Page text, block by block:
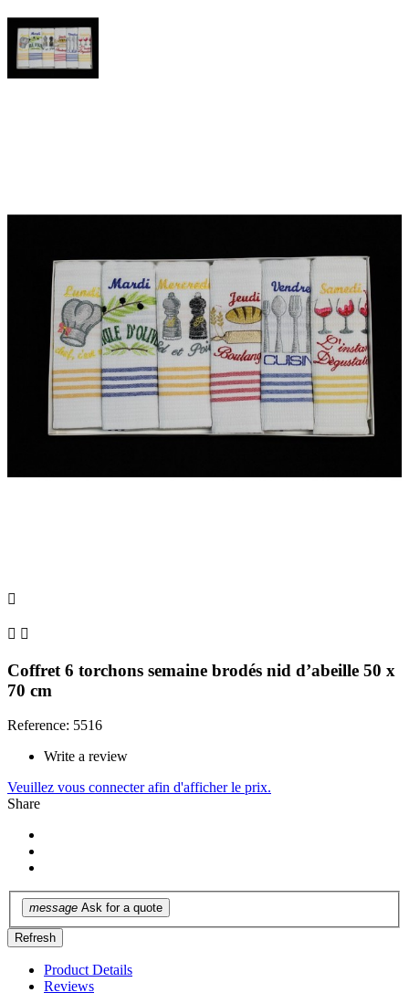

 
Coffret 6 torchons semaine brodés nid d’abeille 50 x
70 cm
Reference: 5516
Write a review
Veuillez vous connecter afin d'afficher le prix.
Share
message Ask for a quote
Product Details
Reviews